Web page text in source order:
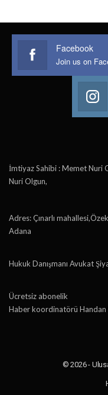
Facebook
İmtiyaz Sahibi : Memet Nuri
Nuri Olgun,
Adres: Çınarlı
Adana
Hukuk Danışmanı Avukat
Ücretsiz abonelik
Haber koordinatörü Handan
© 2026 -